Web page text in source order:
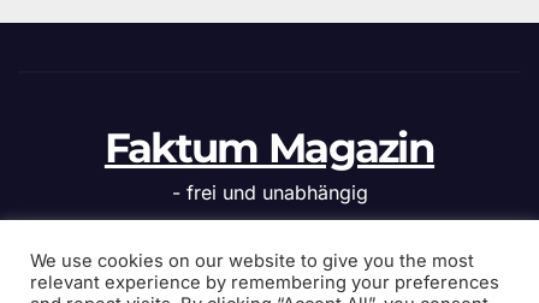
Faktum Magazin
- frei und unabhängig
We use cookies on our website to give you the most
relevant experience by remembering your preferences